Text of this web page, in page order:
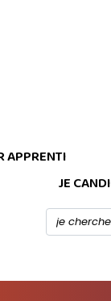
APPRENTI
JE